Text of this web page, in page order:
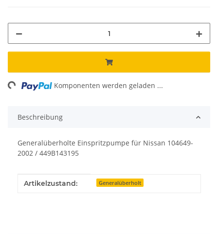
Komponenten werden geladen ...
Beschreibung
Generalüberholte Einspritzpumpe für Nissan 104649-
2002 / 449B143195
Produkteigenschaft
Wert
Artikelzustand: Generalüberholt